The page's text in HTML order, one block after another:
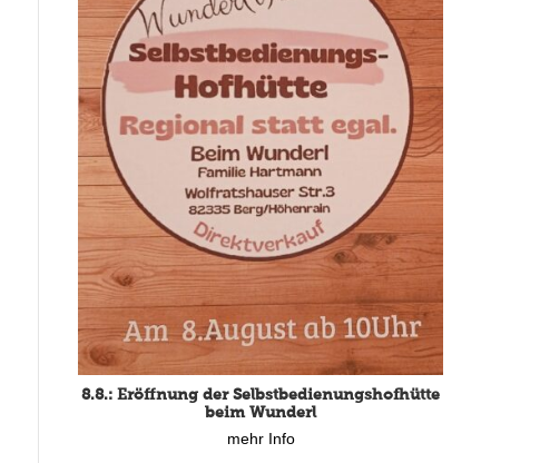
8.8.: Eröffnung der Selbstbedienungshofhütte
beim Wunderl
mehr Info